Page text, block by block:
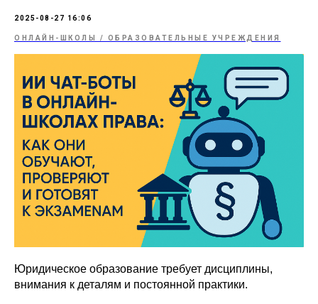
2025-08-27 16:06
ОНЛАЙН-ШКОЛЫ / ОБРАЗОВАТЕЛЬНЫЕ УЧРЕЖДЕНИЯ
Юридическое образование требует дисциплины,
внимания к деталям и постоянной практики.